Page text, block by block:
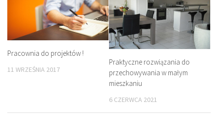
Pracownia do projektów !
11 WRZEŚNIA 2017
Praktyczne rozwiązania do
przechowywania w małym
mieszkaniu
6 CZERWCA 2021